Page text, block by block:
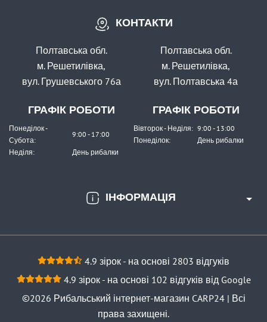
ІНФОРМАЦІЯ
КОНТАКТИ
Полтавська обл.
м. Решетилівка,
вул. Грушевського 76а
ГРАФІК РОБОТИ
Понеділок -
Субота:
9:00 - 17:00
Неділя:
День рибалки
Полтавська обл.
м. Решетилівка,
вул. Полтавська 4а
ГРАФІК РОБОТИ
Вівторок - Неділя: 9:00 - 13:00
Понеділок:
День рибалки
4.9 зірок - на основі 2803 відгуків
4.9 зірок - на основі 102 відгуків від Google
©2026 Рибальський інтернет-магазин CARP24 | Всі
права захищені.